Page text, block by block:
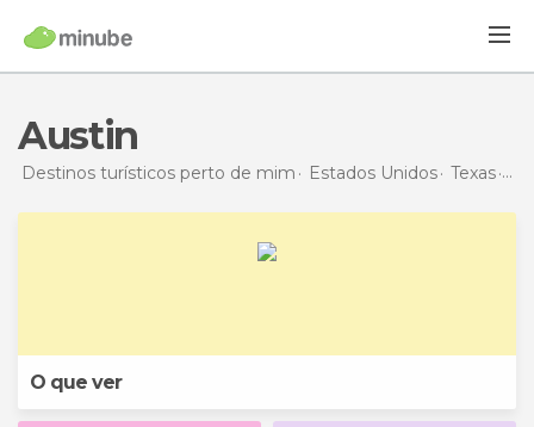
Austin
Destinos turísticos perto de mim Estados Unidos Texas
O que ver